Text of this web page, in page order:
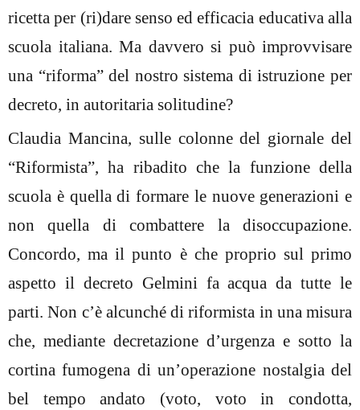
ricetta per (ri)dare senso ed efficacia educativa alla
scuola italiana. Ma davvero si può improvvisare
una “riforma” del nostro sistema di istruzione per
decreto, in autoritaria solitudine?
Claudia Mancina, sulle colonne del giornale del
“Riformista”, ha ribadito che la funzione della
scuola è quella di formare le nuove generazioni e
non quella di combattere la disoccupazione.
Concordo, ma il punto è che proprio sul primo
aspetto il decreto Gelmini fa acqua da tutte le
parti. Non c’è alcunché di riformista in una misura
che, mediante decretazione d’urgenza e sotto la
cortina fumogena di un’operazione nostalgia del
bel tempo andato (voto, voto in condotta,